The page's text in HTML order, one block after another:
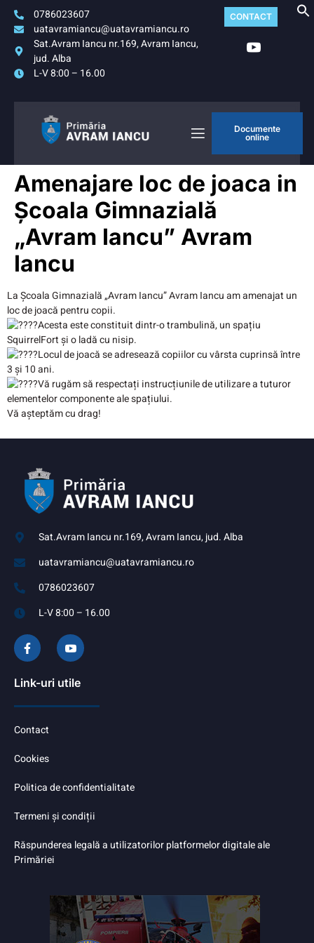
0786023607
uatavramiancu@uatavramiancu.ro
Sat.Avram Iancu nr.169, Avram Iancu,
jud. Alba
L-V 8:00 – 16.00
CONTACT
Documente
online
Amenajare loc de joaca in
Școala Gimnazială
„Avram Iancu” Avram
Iancu
La Școala Gimnazială „Avram Iancu” Avram Iancu am amenajat un
loc de joacă pentru copii.
Acesta este constituit dintr-o trambulină, un spațiu
SquirrelFort și o ladă cu nisip.
Locul de joacă se adresează copiilor cu vârsta cuprinsă între
3 și 10 ani.
Vă rugăm să respectați instrucțiunile de utilizare a tuturor
elementelor componente ale spațiului.
Vă așteptăm cu drag!
Sat.Avram Iancu nr.169, Avram Iancu, jud. Alba
uatavramiancu@uatavramiancu.ro
0786023607
L-V 8:00 – 16.00
Link-uri utile
Contact
Cookies
Politica de confidentialitate
Termeni și condiții
Răspunderea legală a utilizatorilor platformelor digitale ale
Primăriei